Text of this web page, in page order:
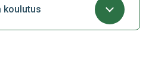
koulutus